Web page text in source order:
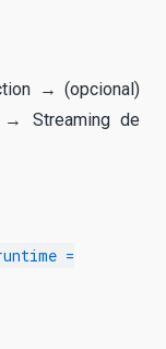
→ (opcional)
→ Streaming de
=